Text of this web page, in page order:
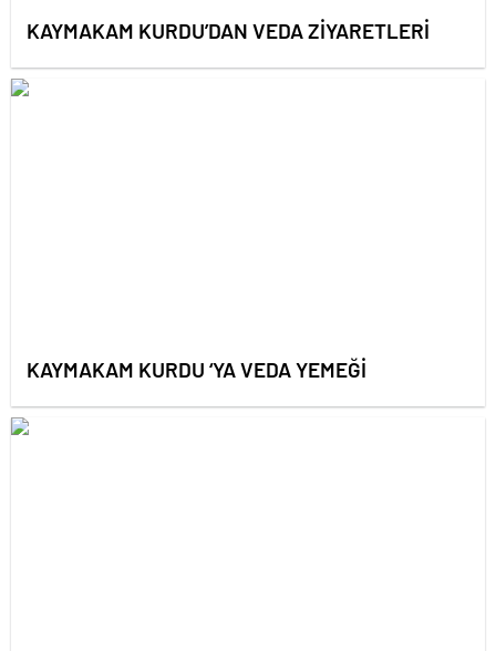
KAYMAKAM KURDU’DAN VEDA ZİYARETLERİ
KAYMAKAM KURDU ‘YA VEDA YEMEĞİ